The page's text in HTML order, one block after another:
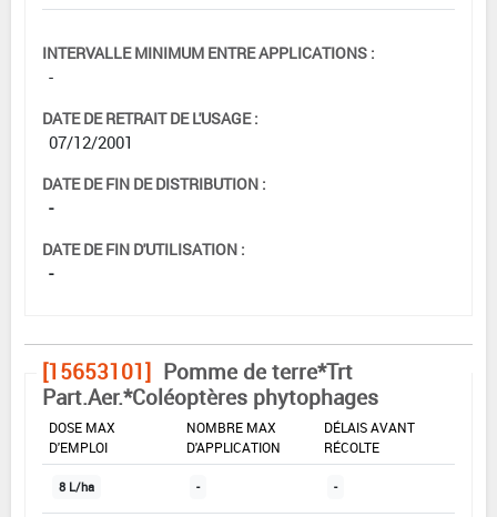
INTERVALLE MINIMUM ENTRE APPLICATIONS :
-
DATE DE RETRAIT DE L'USAGE :
07/12/2001
DATE DE FIN DE DISTRIBUTION :
-
DATE DE FIN D'UTILISATION :
-
[15653101] Pomme de terre*Trt
Part.Aer.*Coléoptères phytophages
DOSE MAX
D'EMPLOI
NOMBRE MAX
D'APPLICATION
DÉLAIS AVANT
RÉCOLTE
8 L/ha - -